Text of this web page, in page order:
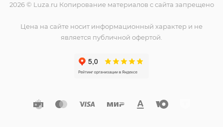
2026 © Luza.ru Копирование материалов с сайта запрещено
Цена на сайте носит информационный характер и не
является публичной офертой.